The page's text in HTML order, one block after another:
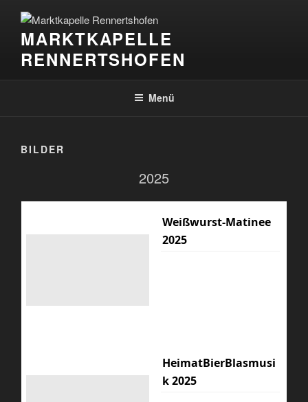
Inhalt
springenMARKTKAPELLE
RENNERTSHOFEN
Menü
BILDER
2025
Weißwurst-Matinee
2025
HeimatBierBlasmusi
k 2025